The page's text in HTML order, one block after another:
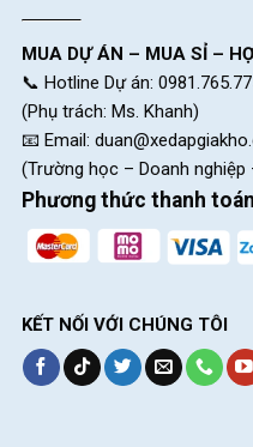
MUA DỰ ÁN – MUA SỈ –
📞 Hotline Dự án:
(Phụ trách: Ms. Khanh)
📧 Email:
(Trường học – Doanh nghiệp
Phương thức thanh toán
KẾT NỐI VỚI CHÚNG TÔI